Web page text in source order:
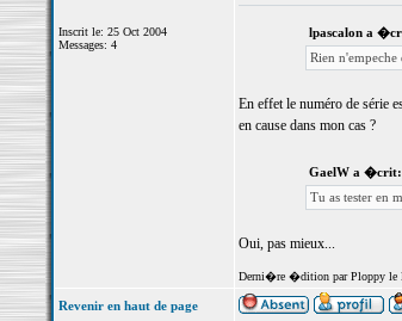
Inscrit le: 25 Oct 2004
Messages: 4
lpascalon a
Rien n'empeche
En effet le numéro de série
en cause dans mon cas ?
GaelW a �crit:
Tu as tester en
Oui, pas mieux...
Derni�re �dition par Ploppy
Revenir en haut de page